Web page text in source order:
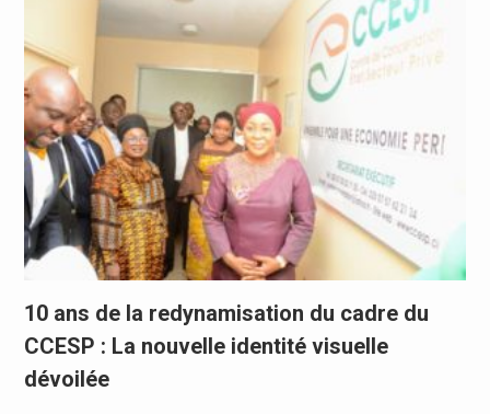
10 ans de la redynamisation du cadre du
CCESP : La nouvelle identité visuelle
dévoilée